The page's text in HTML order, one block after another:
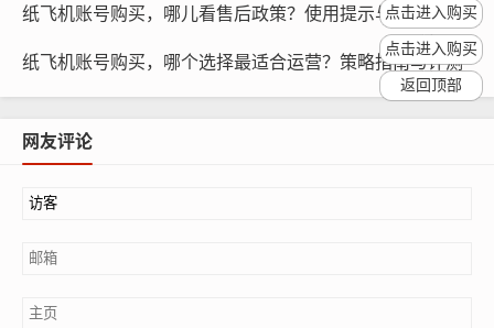
的价格购买账号。
使用纸飞机账号的提示与策略
纸飞机账号购买，哪儿看售后政策？使用提示与指南
纸飞机账号购买，哪个选择最适合运营？策略指南与评测
网友评论
点击进入购买
点击进入购买
返回顶部